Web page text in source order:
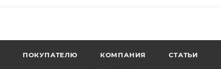
ПОКУПАТЕЛЮ КОМПАНИЯ СТАТЬИ